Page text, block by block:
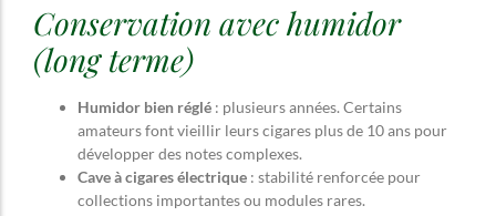
Conservation avec humidor
(long terme)
Humidor bien réglé : plusieurs années. Certains
amateurs font vieillir leurs cigares plus de 10 ans pour
développer des notes complexes.
Cave à cigares électrique : stabilité renforcée pour
collections importantes ou modules rares.